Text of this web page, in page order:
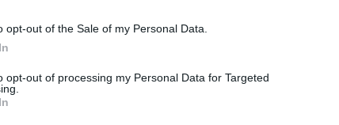
opt-out of the Sale of my Personal Data.
opt-out of processing my Personal Data for Targeted